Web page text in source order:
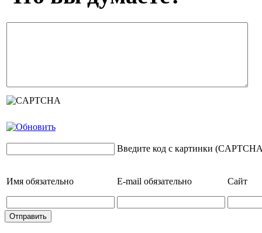
Введите код с картинки
Имя обязательно E-mail обязательно Сайт